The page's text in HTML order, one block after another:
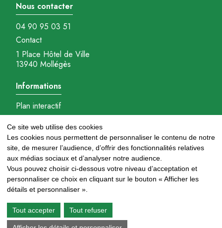
Ce site web utilise des cookies
Les cookies nous permettent de personnaliser le contenu de notre
site, de mesurer l’audience, d’offrir des fonctionnalités relatives
aux médias sociaux et d’analyser notre audience.
Vous pouvez choisir ci-dessous votre niveau d’acceptation et
personnaliser ce choix en cliquant sur le bouton « Afficher les
détails et personnaliser ».
Tout accepter Tout refuser
Nous contacter
04 90 95 03 51
Contact
1 Place Hôtel de Ville
13940 Mollégès
Informations
Plan interactif
Gestions des cookies
Réalisation : Ambition-com.fr
Nous suivre
Newsletter